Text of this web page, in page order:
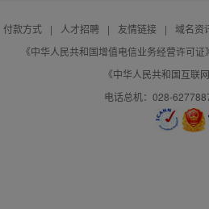
付款方式 | 人才招聘 | 友情链接 |
域名资
《中华人民共和国增值电信业务经营许可
《中华人民共和国互联
电话总机：028-